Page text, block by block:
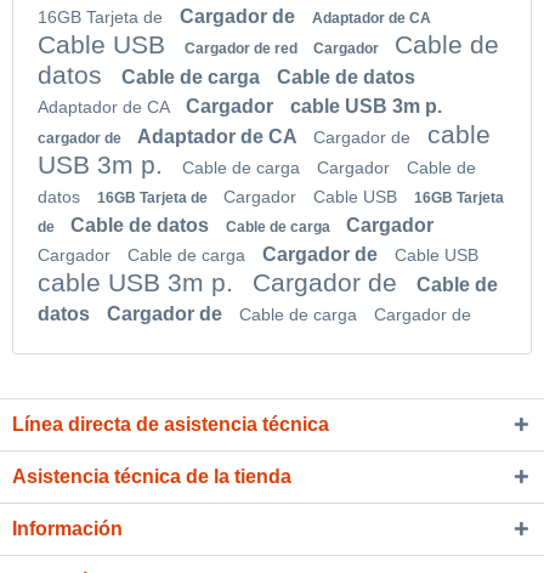
16GB Tarjeta de Cargador de Adaptador de CA
Cable USB Cargador de red Cargador
Cable de
datos
Cable de carga Cable de datos
Adaptador de CA Cargador cable USB 3m p.
cargador de Adaptador de CA Cargador de
cable
USB 3m p.
Cable de carga Cargador
Cable de
datos
16GB Tarjeta de Cargador Cable USB
16GB Tarjeta
de
Cable de datos Cable de carga Cargador
Cargador Cable de carga Cargador de Cable USB
cable USB 3m p. Cargador de
Cable de
datos
Cargador de Cable de carga Cargador de
Línea directa de asistencia técnica
Asistencia técnica de la tienda
Información